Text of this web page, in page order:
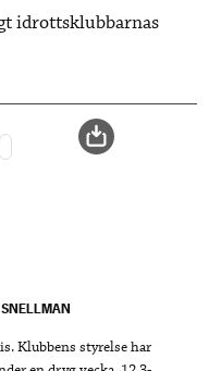
idrottsklubbarnas
Klubbens styrelse har